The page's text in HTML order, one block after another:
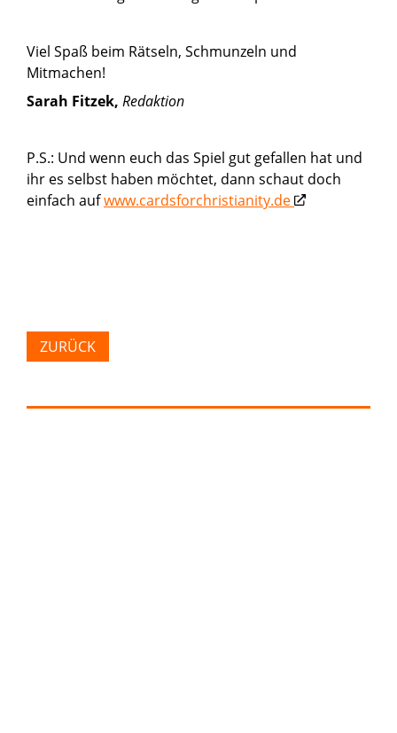
Viel Spaß beim Rätseln, Schmunzeln und
Mitmachen!
Sarah Fitzek, Redaktion
P.S.: Und wenn euch das Spiel gut gefallen hat und
ihr es selbst haben möchtet, dann schaut doch
einfach aufwww.cardsforchristianity.de
ZURÜCK